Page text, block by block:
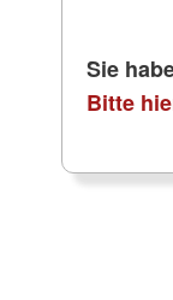
Sie
Bitte